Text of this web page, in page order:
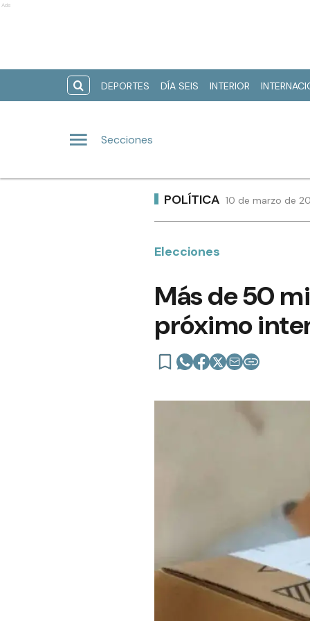
Ads
DEPORTES DÍA SEIS INTERIOR
Secciones
POLÍTICA 10 de marzo de
Elecciones
Más de 50
próximo